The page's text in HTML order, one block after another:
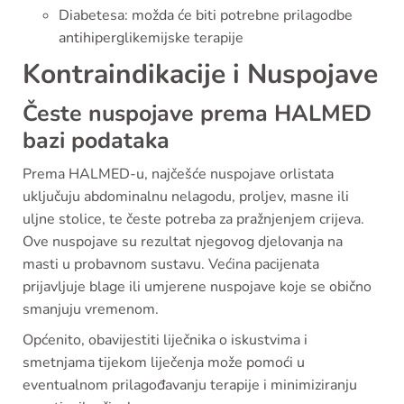
Diabetesa: možda će biti potrebne prilagodbe
antihiperglikemijske terapije
Kontraindikacije i Nuspojave
Česte nuspojave prema HALMED
bazi podataka
Prema HALMED-u, najčešće nuspojave orlistata
uključuju abdominalnu nelagodu, proljev, masne ili
uljne stolice, te česte potreba za pražnjenjem crijeva.
Ove nuspojave su rezultat njegovog djelovanja na
masti u probavnom sustavu. Većina pacijenata
prijavljuje blage ili umjerene nuspojave koje se obično
smanjuju vremenom.
Općenito, obavijestiti liječnika o iskustvima i
smetnjama tijekom liječenja može pomoći u
eventualnom prilagođavanju terapije i minimiziranju